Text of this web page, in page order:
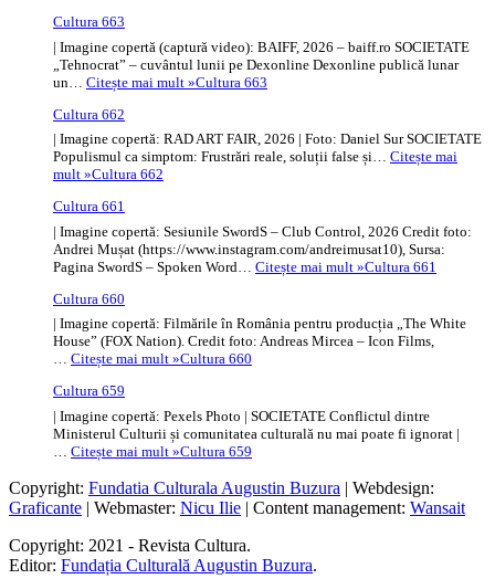
Cultura 663
| Imagine copertă (captură video): BAIFF, 2026 – baiff.ro SOCIETATE
„Tehnocrat” – cuvântul lunii pe Dexonline Dexonline publică lunar
un… Citește mai mult »Cultura 663
Cultura 662
| Imagine copertă: RAD ART FAIR, 2026 | Foto: Daniel Sur SOCIETATE
Populismul ca simptom: Frustrări reale, soluții false și… Citește mai
mult »Cultura 662
Cultura 661
| Imagine copertă: Sesiunile SwordS – Club Control, 2026 Credit foto:
Andrei Mușat (https://www.instagram.com/andreimusat10), Sursa:
Pagina SwordS – Spoken Word… Citește mai mult »Cultura 661
Cultura 660
| Imagine copertă: Filmările în România pentru producția „The White
House” (FOX Nation). Credit foto: Andreas Mircea – Icon Films,
… Citește mai mult »Cultura 660
Cultura 659
| Imagine copertă: Pexels Photo | SOCIETATE Conflictul dintre
Ministerul Culturii și comunitatea culturală nu mai poate fi ignorat |
Citește mai mult »Cultura 659
Copyright: Fundatia Culturala Augustin Buzura | Webdesign:
Graficante | Webmaster: Nicu Ilie | Content management: Wansait
Copyright: 2021 - Revista Cultura.
Editor: Fundația Culturală Augustin Buzura.